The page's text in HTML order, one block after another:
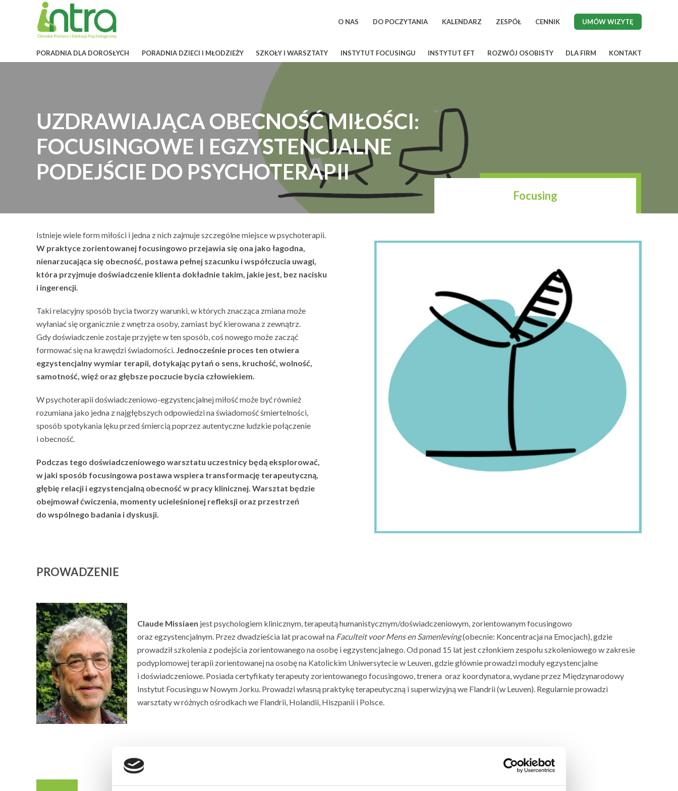
O NAS DO POCZYTANIA KALENDARZ ZESPÓŁ CENNIK UMÓW WIZYTĘ
PORADNIA DLA DOROSŁYCH PORADNIA DZIECI I MŁODZIEŻY SZKOŁY I WARSZTATY INSTYTUT FOCUSINGU INSTYTUT EFT ROZWÓJ OSOBISTY DLA FIRM KONTAKT
UZDRAWIAJĄCA OBECNOŚĆ MIŁOŚCI:
FOCUSINGOWE I EGZYSTENCJALNE
PODEJŚCIE DO PSYCHOTERAPII
Focusing
Istnieje wiele form miłości i jedna z nich zajmuje szczególne miejsce w psychoterapii.
W praktyce zorientowanej focusingowo przejawia się ona jako łagodna,
nienarzucająca się obecność, postawa pełnej szacunku i współczucia uwagi,
która przyjmuje doświadczenie klienta dokładnie takim, jakie jest, bez nacisku
i ingerencji.
Taki relacyjny sposób bycia tworzy warunki, w których znacząca zmiana może
wyłaniać się organicznie z wnętrza osoby, zamiast być kierowana z zewnątrz.
Gdy doświadczenie zostaje przyjęte w ten sposób, coś nowego może zacząć
formować się na krawędzi świadomości. Jednocześnie proces ten otwiera
egzystencjalny wymiar terapii, dotykając pytań o sens, kruchość, wolność,
samotność, więź oraz głębsze poczucie bycia człowiekiem.
W psychoterapii doświadczeniowo-egzystencjalnej miłość może być również
rozumiana jako jedna z najgłębszych odpowiedzi na świadomość śmiertelności,
sposób spotykania lęku przed śmiercią poprzez autentyczne ludzkie połączenie
i obecność.
Podczas tego doświadczeniowego warsztatu uczestnicy będą eksplorować,
w jaki sposób focusingowa postawa wspiera transformację terapeutyczną,
głębię relacji i egzystencjalną obecność w pracy klinicznej. Warsztat będzie
obejmował ćwiczenia, momenty ucieleśnionej refleksji oraz przestrzeń
do wspólnego badania i dyskusji.
PROWADZENIE
Claude Missiaen jest psychologiem klinicznym, terapeutą humanistycznym/doświadczeniowym, zorientowanym focusingowo
oraz egzystencjalnym. Przez dwadzieścia lat pracował na Faculteit voor Mens en Samenleving(obecnie: Koncentracja na Emocjach), gdzie
prowadził szkolenia z podejścia zorientowanego na osobę i egzystencjalnego. Od ponad 15 lat jest członkiem zespołu szkoleniowego w zakresie
podyplomowej terapii zorientowanej na osobę na Katolickim Uniwersytecie w Leuven, gdzie głównie prowadzi moduły egzystencjalne
i doświadczeniowe. Posiada certyfikaty terapeuty zorientowanego focusingowo, trenera oraz koordynatora, wydane przez Międzynarodowy
Instytut Focusingu w Nowym Jorku. Prowadzi własną praktykę terapeutyczną i superwizyjną we Flandrii (w Leuven). Regularnie prowadzi
warsztaty w różnych ośrodkach we Flandrii, Holandii, Hiszpanii i Polsce.